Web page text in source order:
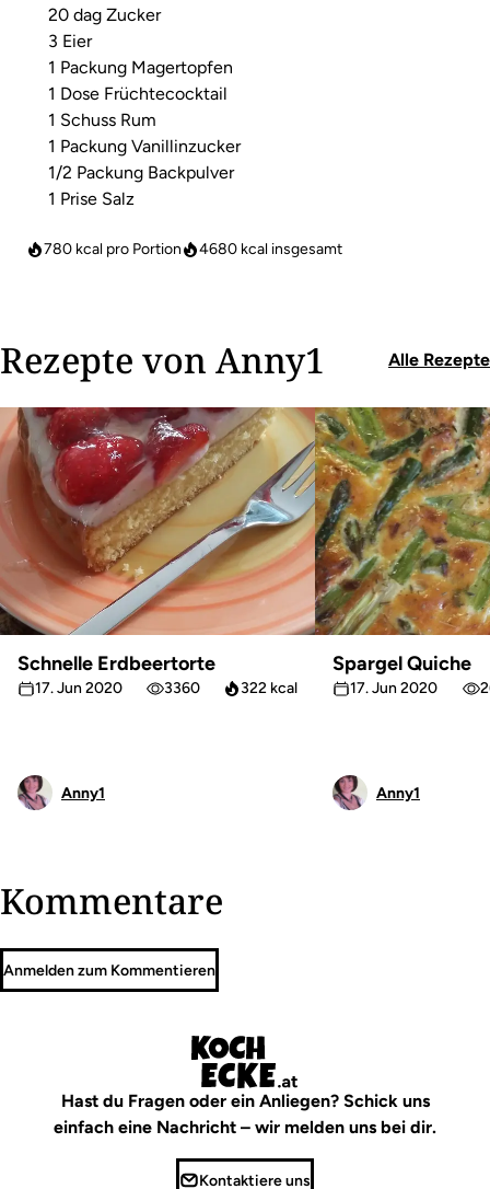
20 dag Zucker
3 Eier
1 Packung Magertopfen
1 Dose Früchtecocktail
1 Schuss Rum
1 Packung Vanillinzucker
1/2 Packung Backpulver
1 Prise Salz
780 kcal pro Portion 4680 kcal insgesamt
Rezepte von Anny1 Alle Rezepte
Schnelle Erdbeertorte
17. Jun 2020 3360 322 kcal
Anny1
Spargel Quiche
17. Jun 2020
Anny1
Kommentare
Anmelden zum Kommentieren
Hast du Fragen oder ein Anliegen? Schick uns
einfach eine Nachricht – wir melden uns bei dir.
Kontaktiere uns